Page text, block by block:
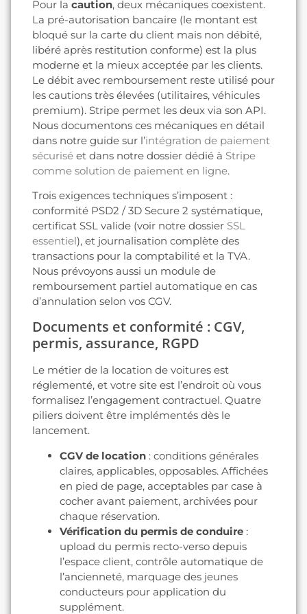
Pour la caution, deux mécaniques coexistent.
La pré-autorisation bancaire (le montant est
bloqué sur la carte du client mais non débité,
libéré après restitution conforme) est la plus
moderne et la mieux acceptée par les clients.
Le débit avec remboursement reste utilisé pour
les cautions très élevées (utilitaires, véhicules
premium). Stripe permet les deux via son API.
Nous documentons ces mécaniques en détail
dans notre guide sur l’intégration de paiement
sécurisé et dans notre dossier dédié à Stripe
comme solution de paiement en ligne.
Trois exigences techniques s’imposent :
conformité PSD2 / 3D Secure 2 systématique,
certificat SSL valide (voir notre dossier SSL
essentiel), et journalisation complète des
transactions pour la comptabilité et la TVA.
Nous prévoyons aussi un module de
remboursement partiel automatique en cas
d’annulation selon vos CGV.
Documents et conformité : CGV,
permis, assurance, RGPD
Le métier de la location de voitures est
réglementé, et votre site est l’endroit où vous
formalisez l’engagement contractuel. Quatre
piliers doivent être implémentés dès le
lancement.
CGV de location : conditions générales
claires, applicables, opposables. Affichées
en pied de page, acceptables par case à
cocher avant paiement, archivées pour
chaque réservation.
Vérification du permis de conduire :
upload du permis recto-verso depuis
l’espace client, contrôle automatique de
l’ancienneté, marquage des jeunes
conducteurs pour application du
supplément.